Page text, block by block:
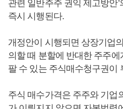
관련 일반주주 권익 제고방안
즉시 시행된다.
개정안이 시행되면 상장기업
의할 때 분할에 반대한 주주
팔 수 있는 주식매수청구권이
주식 매수가격은 주주와 기업